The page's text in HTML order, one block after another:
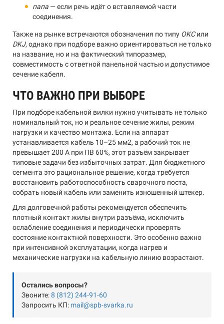
папа — если речь идёт о вставляемой части
соединения.
Также на рынке встречаются обозначения по типу OKCили
DKJ, однако при подборе важно ориентироваться не только
на название, но и на фактический типоразмер,
совместимость с ответной панельной частью и допустимое
сечение кабеля.
ЧТО ВАЖНО ПРИ ВЫБОРЕ
При подборе кабельной вилки нужно учитывать не только
номинальный ток, но и реальное сечение жилы, режим
нагрузки и качество монтажа. Если на аппарат
устанавливается кабель 10–25 мм2, а рабочий ток не
превышает 200 А при ПВ 60%, этот разъём закрывает
типовые задачи без избыточных затрат. Для бюджетного
сегмента это рациональное решение, когда требуется
восстановить работоспособность сварочного поста,
собрать новый кабель или заменить изношенный штекер.
Для долговечной работы рекомендуется обеспечить
плотный контакт жилы внутри разъёма, исключить
ослабление соединения и периодически проверять
состояние контактной поверхности. Это особенно важно
при интенсивной эксплуатации, когда нагрев и
механические нагрузки на кабельную линию возрастают.
Остались вопросы?
Звоните:8 (812) 244-91-60
Запросить КП: mail@spb-svarka.ru